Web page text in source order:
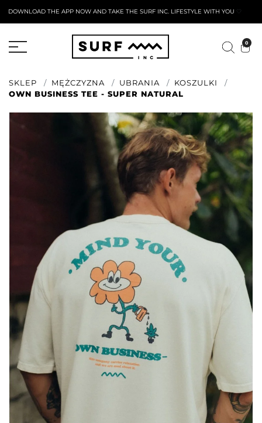
DOWNLOAD THE APP NOW AND TAKE THE SURF INC. LIFESTYLE WITH YOU 🤍
0
SKLEP MĘŻCZYZNA UBRANIA
KOSZULKI
OWN BUSINESS TEE - SUPER NATURAL
AKTYWNY FORMULARZ ZWROTU